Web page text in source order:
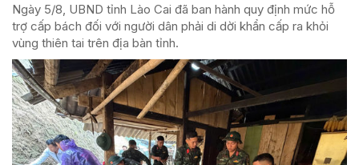
Ngày 5/8, UBND tỉnh Lào Cai đã ban hành quy định mức hỗ
trợ cấp bách đối với người dân phải di dời khẩn cấp ra khỏi
vùng thiên tai trên địa bàn tỉnh.